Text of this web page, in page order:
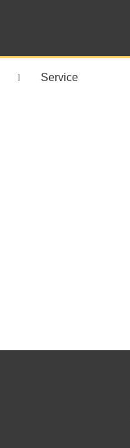
Service